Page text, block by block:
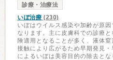
診療・治療法
いぼ治療 (230)
いぼはウイルス感染や加齢が原
なります。主に皮膚科での診療
険適用となることが多く、液体窒
接触により広がるため早期発見
によるいぼは美容目的の除去と